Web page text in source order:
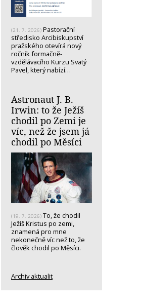
(21. 7. 2026) Pastorační
středisko Arcibiskupství
pražského otevírá nový
ročník formačně-
vzdělávacího Kurzu Svatý
Pavel, který nabízí…
Astronaut J. B.
Irwin: to že Ježíš
chodil po Zemi je
víc, než že jsem já
chodil po Měsíci
(19. 7. 2026) To, že chodil
Ježíš Kristus po zemi,
znamená pro mne
nekonečně víc než to, že
člověk chodil po Měsíci.
Archiv aktualit